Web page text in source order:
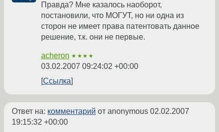
Правда? Мне казалось наоборот,
постановили, что МОГУТ, но ни одна из
сторон не имеет права патентовать данное
решение, т.к. они не первые.
acheron ★★★★
03.02.2007 09:24:02 +00:00
Ссылка
Ответ на: комментарий от anonymous 02.02.2007
19:15:32 +00:00